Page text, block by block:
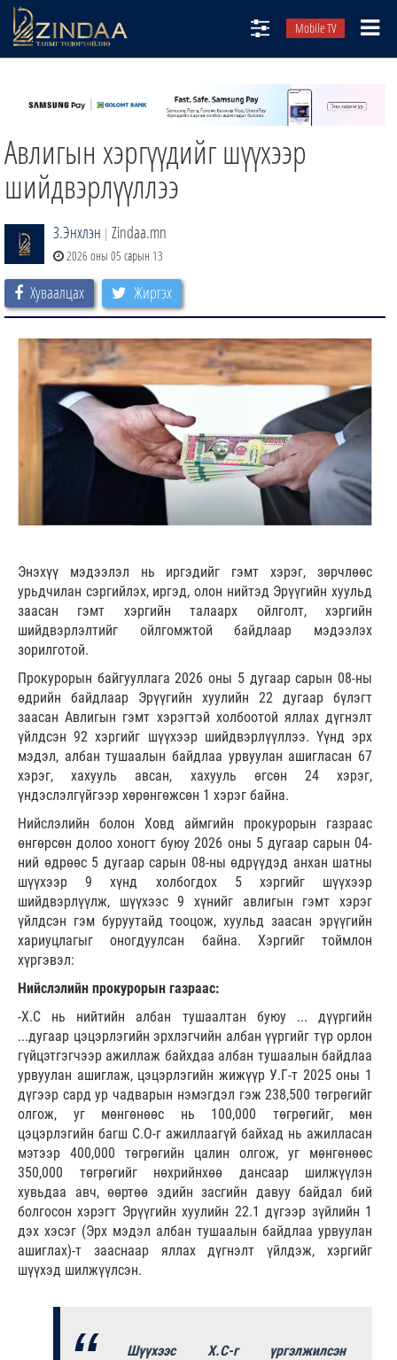
Mobile TV
ТВ8
ӨГЛӨӨНИЙ СОНИН
АУДИО ЗОХИОЛ
ЗИНДАА СЭТГҮҮЛ
Авлигын хэргүүдийг шүүхээр
шийдвэрлүүллээ
З.Энхлэн | Zindaa.mn
2026 оны 05 сарын 13
Хуваалцах Жиргэх
Энэхүү мэдээлэл нь иргэдийг гэмт хэрэг, зөрчлөөс
урьдчилан сэргийлэх, иргэд, олон нийтэд Эрүүгийн хуульд
заасан гэмт хэргийн талаарх ойлголт, хэргийн
шийдвэрлэлтийг ойлгомжтой байдлаар мэдээлэх
зорилготой.
Прокурорын байгууллага 2026 оны 5 дугаар сарын 08-ны
өдрийн байдлаар Эрүүгийн хуулийн 22 дугаар бүлэгт
заасан Авлигын гэмт хэрэгтэй холбоотой яллах дүгнэлт
үйлдсэн 92 хэргийг шүүхээр шийдвэрлүүллээ. Үүнд эрх
мэдэл, албан тушаалын байдлаа урвуулан ашигласан 67
хэрэг, хахууль авсан, хахууль өгсөн 24 хэрэг,
үндэслэлгүйгээр хөрөнгөжсөн 1 хэрэг байна.
Нийслэлийн болон Ховд аймгийн прокурорын газраас
өнгөрсөн долоо хоногт буюу 2026 оны 5 дугаар сарын 04-
ний өдрөөс 5 дугаар сарын 08-ны өдрүүдэд анхан шатны
шүүхээр 9 хүнд холбогдох 5 хэргийг шүүхээр
шийдвэрлүүлж, шүүхээс 9 хүнийг авлигын гэмт хэрэг
үйлдсэн гэм буруутайд тооцож, хуульд заасан эрүүгийн
хариуцлагыг оногдуулсан байна. Хэргийг тоймлон
хүргэвэл:
Нийслэлийн прокурорын газраас:
-Х.С нь нийтийн албан тушаалтан буюу ... дүүргийн
...дугаар цэцэрлэгийн эрхлэгчийн албан үүргийг түр орлон
гүйцэтгэгчээр ажиллаж байхдаа албан тушаалын байдлаа
урвуулан ашиглаж, цэцэрлэгийн жижүүр У.Г-т 2025 оны 1
дүгээр сард ур чадварын нэмэгдэл гэж 238,500 төгрөгийг
олгож, уг мөнгөнөөс нь 100,000 төгрөгийг, мөн
цэцэрлэгийн багш С.О-г ажиллаагүй байхад нь ажилласан
мэтээр 400,000 төгрөгийн цалин олгож, уг мөнгөнөөс
350,000 төгрөгийг нөхрийнхөө дансаар шилжүүлэн
хувьдаа авч, өөртөө эдийн засгийн давуу байдал бий
болгосон хэрэгт Эрүүгийн хуулийн 22.1 дүгээр зүйлийн 1
дэх хэсэг (Эрх мэдэл албан тушаалын байдлаа урвуулан
ашиглах)-т зааснаар яллах дүгнэлт үйлдэж, хэргийг
шүүхэд шилжүүлсэн.
Шүүхээс Х.С-г үргэлжилсэн